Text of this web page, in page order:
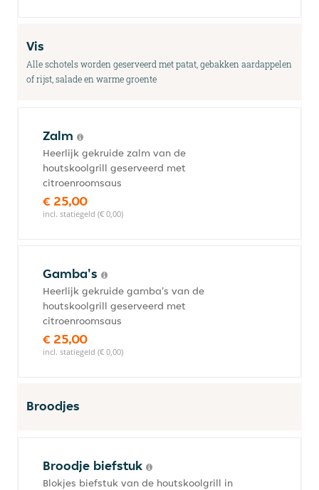
Vis
Alle schotels worden geserveerd met patat, gebakken aardappelen
of rijst, salade en warme groente
Zalm
Heerlijk gekruide zalm van de
houtskoolgrill geserveerd met
citroenroomsaus
€ 25,00
incl. statiegeld (€ 0,00)
Gamba's
Heerlijk gekruide gamba's van de
houtskoolgrill geserveerd met
citroenroomsaus
€ 25,00
incl. statiegeld (€ 0,00)
Broodjes
Broodje biefstuk
Blokjes biefstuk van de houtskoolgrill in